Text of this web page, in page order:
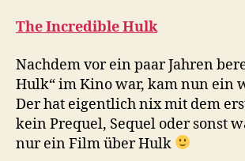
The Incredible Hulk
Nachdem vor ein paar Jahren
Hulk“ im Kino war, kam nun ein
Der hat eigentlich nix mit dem
kein Prequel, Sequel oder sonst
nur ein Film über Hulk